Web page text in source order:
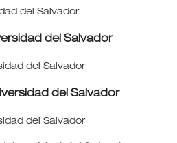
del Salvador
del Salvador
del Salvador
del Salvador
del Salvador